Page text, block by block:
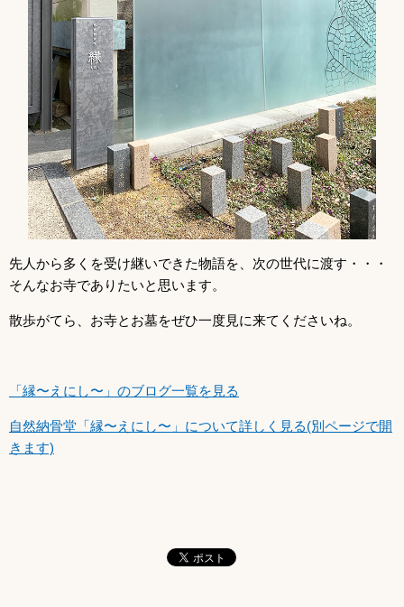
先人から多くを受け継いできた物語を、次の世代に渡す・・・
そんなお寺でありたいと思います。
散歩がてら、お寺とお墓をぜひ一度見に来てくださいね。
「縁〜えにし〜」のブログ一覧を見る
自然納骨堂「縁〜えにし〜」について詳しく見る(別ページで開
きます)